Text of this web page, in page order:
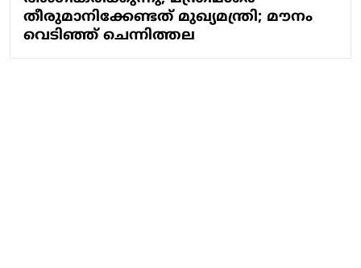
തീരുമാനിക്കേണ്ടത് മുഖ്യമന്ത്രി; മൗനം
വെടിഞ്ഞ് ചെന്നിത്തല